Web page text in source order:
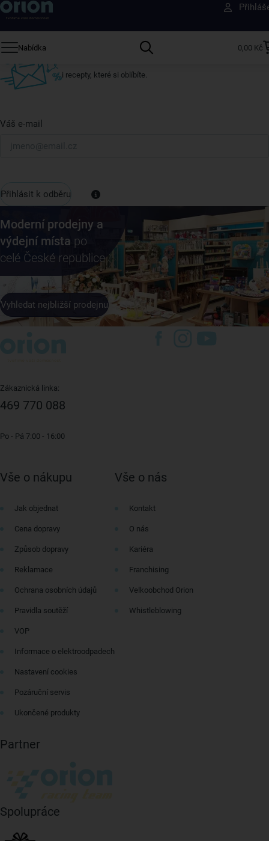
Nabídka 0,00 Kč
ostatní
Přihlaste se k odběru našeho newsletteru.
i recepty, které si oblíbíte.
Váš e-mail
Přihlásit k odběru
Moderní prodejny a
výdejní místa po
celé České republice
Vyhledat nejbližší prodejnu
Zákaznická linka:
469 770 088
Po - Pá 7:00 - 16:00
Vše o nákupu
Jak objednat
Cena dopravy
Způsob dopravy
Reklamace
Ochrana osobních údajů
Pravidla soutěží
VOP
Informace o elektroodpadech
Nastavení cookies
Pozáruční servis
Ukončené produkty
Vše o nás
Kontakt
O nás
Kariéra
Franchising
Velkoobchod Orion
Whistleblowing
Partner
Spolupráce